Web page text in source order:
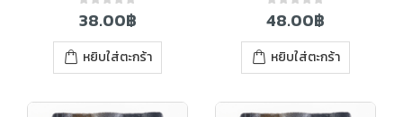
0out of 5
38.00฿
หยิบใส่ตะกร้า
0out of 5
48.00฿
หยิบใส่ตะกร้า